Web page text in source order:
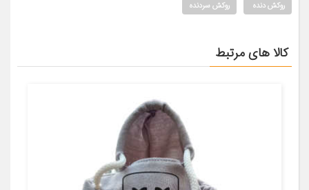
روکش دنده روکش سردنده
کالا های مرتبط